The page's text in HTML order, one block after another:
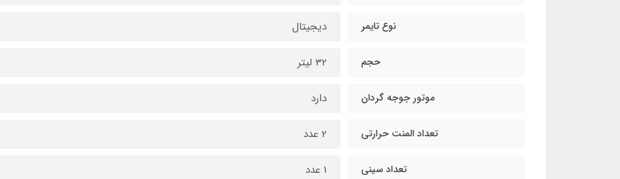
نوع تایمر دیجیتال
حجم 32 لیتر
موتور جوجه گردان دارد
تعداد المنت حرارتی 2 عدد
تعداد سینی 1 عدد